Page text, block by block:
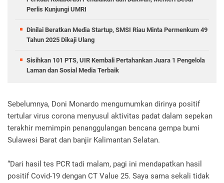
Perlis Kunjungi UMRI
Dinilai Beratkan Media Startup, SMSI Riau Minta Permenkum 49
Tahun 2025 Dikaji Ulang
Sisihkan 101 PTS, UIR Kembali Pertahankan Juara 1 Pengelola
Laman dan Sosial Media Terbaik
Sebelumnya, Doni Monardo mengumumkan dirinya positif
tertular virus corona menyusul aktivitas padat dalam sepekan
terakhir memimpin penanggulangan bencana gempa bumi
Sulawesi Barat dan banjir Kalimantan Selatan.
“Dari hasil tes PCR tadi malam, pagi ini mendapatkan hasil
positif Covid-19 dengan CT Value 25. Saya sama sekali tidak